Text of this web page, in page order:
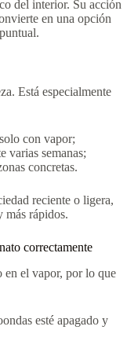
del interior. Su acción
en una opción
Está especialmente
con vapor;
varias semanas;
concretas.
reciente o ligera,
más rápidos.
correctamente
en el vapor, por lo que
esté apagado y